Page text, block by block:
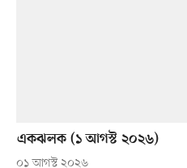
একঝলক (১ আগস্ট ২০২৬)
০১ আগস্ট ২০২৬